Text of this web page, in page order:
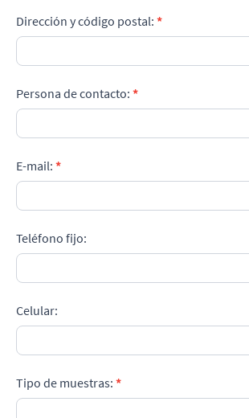
Dirección y código postal: *
Persona de contacto: *
E-mail: *
Teléfono fijo:
Celular:
Tipo de muestras: *